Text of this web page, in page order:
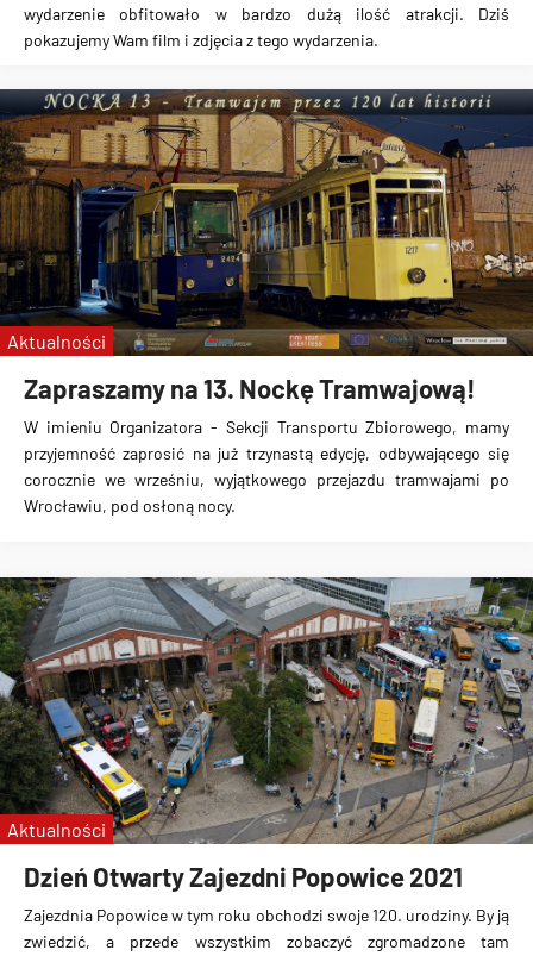
wydarzenie obfitowało w bardzo dużą ilość atrakcji. Dziś
pokazujemy Wam film i zdjęcia z tego wydarzenia.
Zapraszamy na 13. Nockę Tramwajową!
W imieniu Organizatora - Sekcji Transportu Zbiorowego, mamy
przyjemność zaprosić na już trzynastą edycję, odbywającego się
corocznie we wrześniu, wyjątkowego przejazdu tramwajami po
Wrocławiu, pod osłoną nocy.
Aktualności
Dzień Otwarty Zajezdni Popowice 2021
Zajezdnia Popowice w tym roku obchodzi swoje 120. urodziny. By ją
zwiedzić, a przede wszystkim zobaczyć zgromadzone tam
Aktualności